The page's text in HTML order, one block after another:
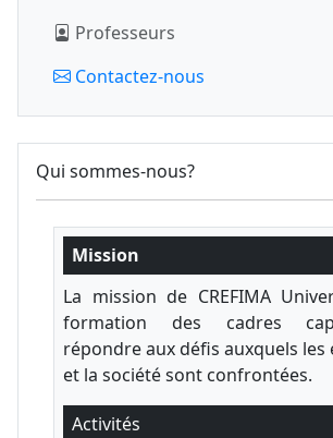
Professeurs
Contactez-nous
Qui sommes-nous?
Mission
La mission de CREFIMA
formation des cadres
répondre aux défis auxquels les
et la société sont confrontées.
Activités